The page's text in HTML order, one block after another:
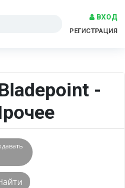
ВХОД
РЕГИСТРАЦИЯ
-